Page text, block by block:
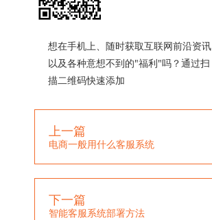
想在手机上、随时获取互联网前沿资讯
以及各种意想不到的"福利"吗？通过扫
描二维码快速添加
上一篇
电商一般用什么客服系统
下一篇
智能客服系统部署方法